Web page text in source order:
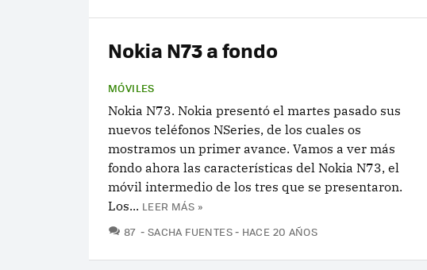
Nokia N73 a fondo
MÓVILES
Nokia N73. Nokia presentó el martes pasado sus
nuevos teléfonos NSeries, de los cuales os
mostramos un primer avance. Vamos a ver más
fondo ahora las características del Nokia N73, el
móvil intermedio de los tres que se presentaron.
Los... LEER MÁS »
87 COMENTARIOS
SACHA FUENTES HACE 20 AÑOS